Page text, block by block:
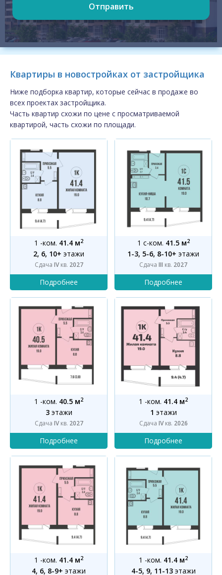
Отправить
Квартиры в новостройках от застройщика
Ниже подборка квартир, которые сейчас в продаже во
всех проектах застройщика.
Часть квартир схожи по цене с просматриваемой
квартирой, часть схожи по площади.
1 -ком. 41.4 м2
2, 6, 10+ этажи
Сдача IVкв. 2027
1 с-ком. 41.5 м2
1-3, 5-6, 8-10+ этажи
Сдача III кв. 2027
1 -ком. 40.5 м2
3этажи
Сдача IVкв. 2027
1 -ком. 41.4 м2
1 этажи
Сдача IVкв. 2026
1 -ком. 41.4 м2
4, 6, 8-9+ этажи
1 -ком. 41.4 м2
4-5, 9, 11-13этажи